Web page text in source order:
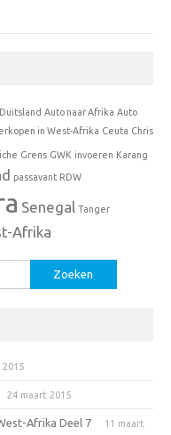
Auto naar Afrika Auto
in West-Afrika Ceuta Chris
Grens GWK invoeren Karang
passavant RDW
Senegal Tanger
Afrika
2015
24 maart 2015
Afrika Deel 7
11 maart